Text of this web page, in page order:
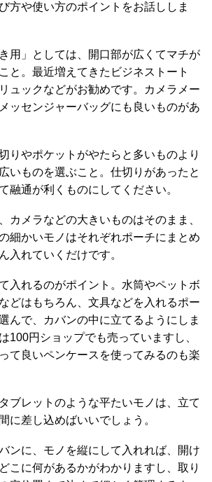
方や使い方のポイントをお話ししま
用」としては、開口部が広くてマチが
と。最近増えてきたビジネストート
ュックなどがお勧めです。カメラメー
ッセンジャーバッグにも良いものがあ
りやポケットがやたらと多いものより
いものを選ぶこと。仕切りがあったと
融通が利くものにしてください。
カメラなどの大きいものはそのまま、
細かいモノはそれぞれポーチにまとめ
入れていくだけです。
入れるのがポイント。水筒やペットボ
どはもちろん、文具などを入れるポー
んで、カバンの中に立てるようにしま
100円ショップでも売っていますし、
て良いペンケースを使ってみるのも楽
ブレットのような平たいモノは、立て
に差し込めばいいでしょう。
ンに、モノを縦にして入れれば、開け
こに何があるかがわかりますし、取り